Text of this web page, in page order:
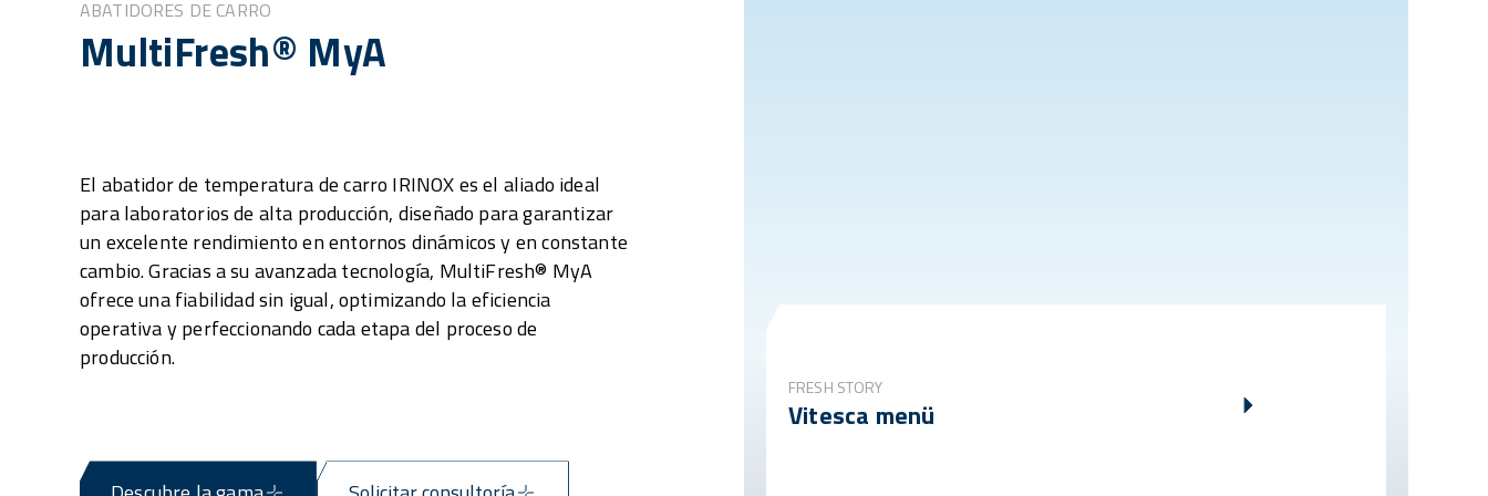
ABATIDORES DE CARRO
MultiFresh® MyA
El abatidor de temperatura de carro IRINOX es el aliado ideal
para laboratorios de alta producción, diseñado para garantizar
un excelente rendimiento en entornos dinámicos y en constante
cambio. Gracias a su avanzada tecnología, MultiFresh® MyA
ofrece una fiabilidad sin igual, optimizando la eficiencia
operativa y perfeccionando cada etapa del proceso de
producción.
FRESH STORY
Vitesca menü